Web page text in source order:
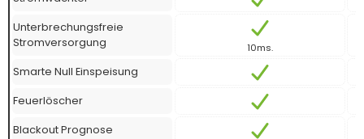
Unterbrechungsfreie
Stromversorgung
10ms.
Smarte Null Einspeisung
Feuerlöscher
Blackout Prognose